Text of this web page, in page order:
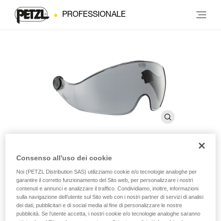
PROFESSIONALE
VIZIR SHADOW prima del
2019
Visiera di protezione fumée per caschi VERTEX e ALVEO
Consenso all'uso dei cookie
Noi (PETZL Distribution SAS) utilizziamo cookie e/o tecnologie analoghe per
garantire il corretto funzionamento del Sito web, per personalizzare i nostri
contenuti e annunci e analizzare il traffico. Condividiamo, inoltre, informazioni
sulla navigazione dell’utente sul Sito web con i nostri partner di servizi di analisi
dei dati, pubblicitari e di social media al fine di personalizzare le nostre
pubblicità. Se l’utente accetta, i nostri cookie e/o tecnologie analoghe saranno